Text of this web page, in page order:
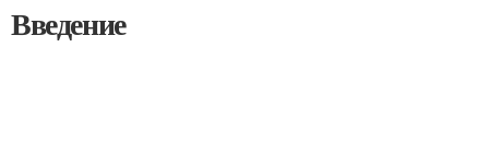
Введение